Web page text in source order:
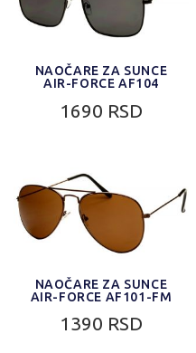
NAOČARE ZA SUNCE
AIR-FORCE AF104
1690 RSD
NAOČARE ZA SUNCE
AIR-FORCE AF101-FM
1390 RSD